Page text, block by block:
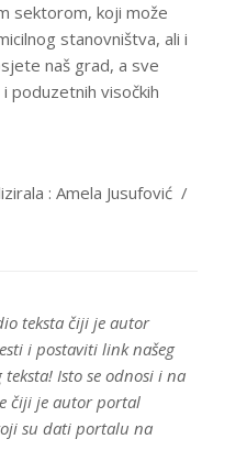
sektorom, koji može
stanovništva, ali i
naš grad, a sve
poduzetnih visočkih
: Amela Jusufović/
teksta čiji je autor
i postaviti link našeg
Isto se odnosi i na
čiji je autor portal
su dati portalu na